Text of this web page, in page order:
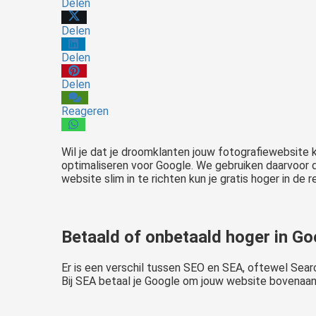
Delen
Delen
Delen
Delen
Reageren
Wil je dat je droomklanten jouw fotografiewebsite
optimaliseren voor Google. We gebruiken
website slim in te richten kun je gratis hoger in de
Betaald of onbetaald hoger in
Er is een verschil tussen SEO en SEA, oftewel
Bij SEA betaal je Google om jouw website